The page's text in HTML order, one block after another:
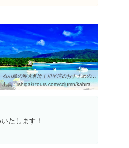
石垣島の観光名所！川平湾のおすすめのスポット＆遊び方まとめ ...
出典：ishigaki-tours.com/column/kabirawan20180611
たします！